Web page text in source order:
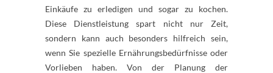
Einkäufe zu erledigen und sogar zu kochen.
Diese Dienstleistung spart nicht nur Zeit,
sondern kann auch besonders hilfreich sein,
wenn Sie spezielle Ernährungsbedürfnisse oder
Vorlieben haben. Von der Planung der